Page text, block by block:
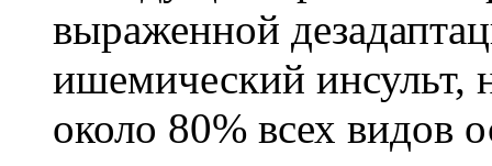
выраженной
ишемический инсульт,
около 80% всех видов